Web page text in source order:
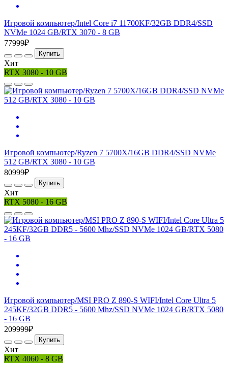
Игровой компьютер/Intel Core i7 11700KF/32GB DDR4/SSD
NVMe 1024 GB/RTX 3070 - 8 GB
77999₽
Купить
Хит
RTX 3080 - 10 GB
Игровой компьютер/Ryzen 7 5700X/16GB DDR4/SSD NVMe
512 GB/RTX 3080 - 10 GB
80999₽
Купить
Хит
RTX 5080 - 16 GB
Игровой компьютер/MSI PRO Z 890-S WIFI/Intel Core Ultra 5
245KF/32GB DDR5 - 5600 Mhz/SSD NVMe 1024 GB/RTX 5080
- 16 GB
209999₽
Купить
Хит
RTX 4060 - 8 GB